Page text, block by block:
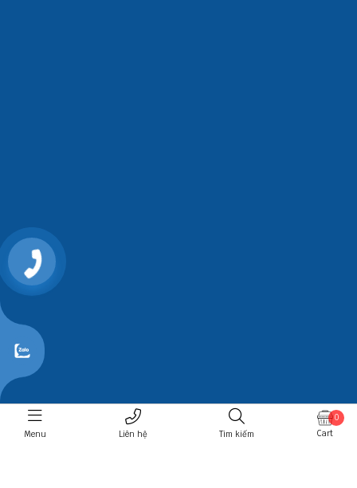
Menu Liên hệ Tìm kiếm
0
Cart
0868107515